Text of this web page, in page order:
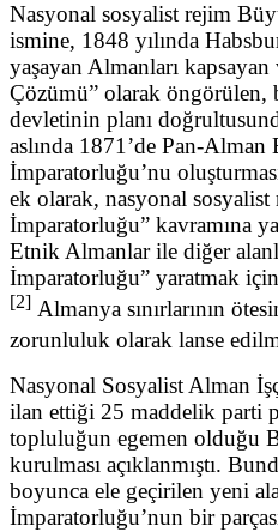
Nasyonal sosyalist rejim
ismine, 1848 yılında
yaşayan Almanları
Çözümü” olarak
devletinin planı
aslında 1871’de Pan-
İmparatorluğu’nu
ek olarak, nasyonal
İmparatorluğu” kavramına
Etnik Almanlar ile diğer
İmparatorluğu” yaratmak
[2] Almanya sınırlarının
zorunluluk olarak lanse
Nasyonal Sosyalist Alman
ilan ettiği 25 maddelik parti
topluluğun egemen olduğu
kurulması açıklanmıştı.
boyunca ele geçirilen yeni
İmparatorluğu’nun bir